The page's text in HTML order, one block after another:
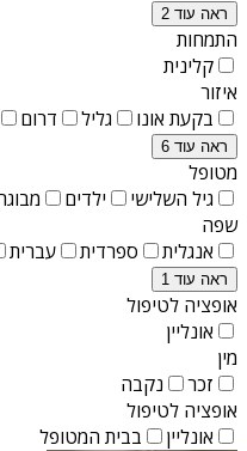
ראה עוד 2
התמחות
קלינית
איזור
בקעת אונו
גליל דרום
ראה עוד 6
מטופל
גיל השלישי
ילדים
שפה
אנגלית
ספרדית עברית
ראה עוד 1
אופציה לטיפול
אונליין
מין
זכר
נקבה
אופציה לטיפול
אונליין
בבית המטופל